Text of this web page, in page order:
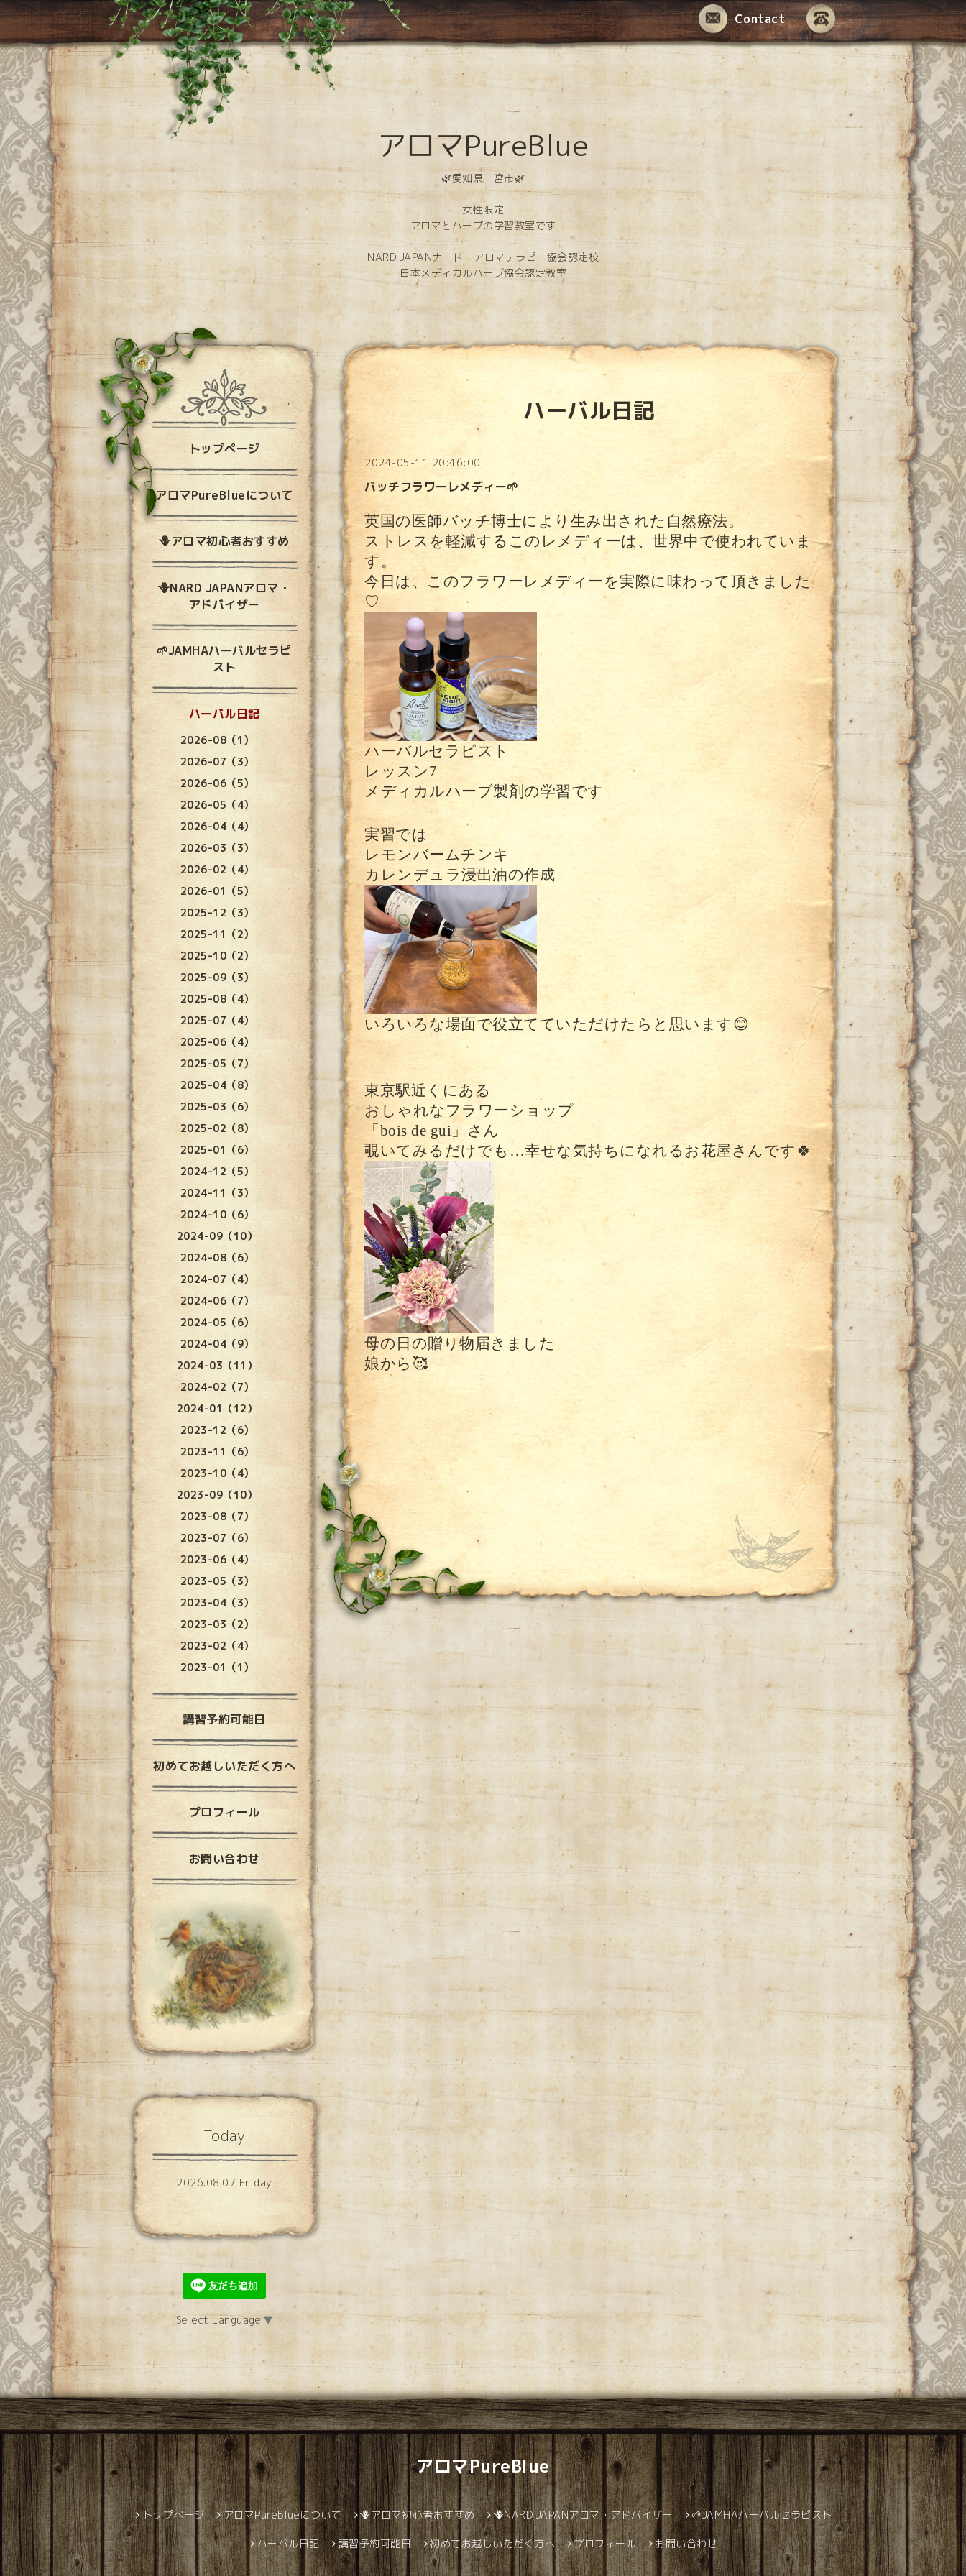
Contact
アロマPureBlue
🌿愛知県一宮市🌿
女性限定
アロマとハーブの学習教室です
NARD JAPANナード・アロマテラピー協会認定校
日本メディカルハーブ協会認定教室
ハーバル日記
2024-05-11 20:46:00
バッチフラワーレメディー🌱
英国の医師バッチ博士により生み出された自然療法。
ストレスを軽減するこのレメディーは、世界中で使われていま
す。
今日は、このフラワーレメディーを実際に味わって頂きました
♡
ハーバルセラピスト
レッスン7
メディカルハーブ製剤の学習です
実習では
レモンバームチンキ
カレンデュラ浸出油の作成
いろいろな場面で役立てていただけたらと思います😊
東京駅近くにある
おしゃれなフラワーショップ
「bois de gui」さん
覗いてみるだけでも…幸せな気持ちになれるお花屋さんです🍀
母の日の贈り物届きました
娘から🥰
トップページ
アロマPureBlueについて
🪻アロマ初心者おすすめ
🪻NARD JAPANアロマ・
アドバイザー
🌱JAMHAハーバルセラピ
スト
ハーバル日記
2026-08（1）
2026-07（3）
2026-06（5）
2026-05（4）
2026-04（4）
2026-03（3）
2026-02（4）
2026-01（5）
2025-12（3）
2025-11（2）
2025-10（2）
2025-09（3）
2025-08（4）
2025-07（4）
2025-06（4）
2025-05（7）
2025-04（8）
2025-03（6）
2025-02（8）
2025-01（6）
2024-12（5）
2024-11（3）
2024-10（6）
2024-09（10）
2024-08（6）
2024-07（4）
2024-06（7）
2024-05（6）
2024-04（9）
2024-03（11）
2024-02（7）
2024-01（12）
2023-12（6）
2023-11（6）
2023-10（4）
2023-09（10）
2023-08（7）
2023-07（6）
2023-06（4）
2023-05（3）
2023-04（3）
2023-03（2）
2023-02（4）
2023-01（1）
講習予約可能日
初めてお越しいただく方へ
プロフィール
お問い合わせ
Today
2026.08.07 Friday
Select Language▼
アロマPureBlue
トップページ アロマPureBlueについて 🪻アロマ初心者おすすめ 🪻NARD JAPANアロマ・アドバイザー 🌱JAMHAハーバルセラピスト
ハーバル日記 講習予約可能日 初めてお越しいただく方へ プロフィール お問い合わせ